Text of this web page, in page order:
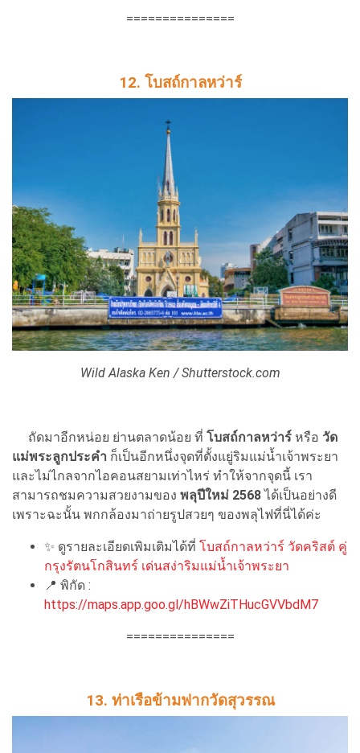
===============
12. โบสถ์กาลหว่าร์
Wild Alaska Ken / Shutterstock.com
ถัดมาอีกหน่อย ย่านตลาดน้อย ที่ โบสถ์กาลหว่าร์ หรือ วัด
แม่พระลูกประคำ ก็เป็นอีกหนึ่งจุดที่ตั้งแยู่ริมแม่น้ำเจ้าพระยา
และไม่ไกลจากไอคอนสยามเท่าไหร่ ทำให้จากจุดนี้ เรา
สามารถชมความสวยงามของ พลุปีใหม่ 2568ได้เป็นอย่างดี
เพราะฉะนั้น พกกล้องมาถ่ายรูปสวยๆ ของพลุไฟที่นี่ได้ค่ะ
✨ ดูรายละเอียดเพิมเติมได้ที่ โบสถ์กาลหว่าร์ วัดคริสต์ คู่
กรุงรัตนโกสินทร์ เด่นสง่าริมแม่น้ำเจ้าพระยา
📍 พิกัด :
https://maps.app.goo.gl/hBWwZiTHucGVVbdM7
===============
13. ท่าเรือข้ามฟากวัดสุวรรณ